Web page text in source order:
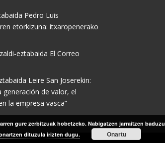
Pedro Luis
etorkizuna: itxaropenerako
eztabaida El Correo
Leire San Joserekin:
generación de valor, el
la empresa vasca”
gure zerbitzuak hobetzeko. Nabigatzen jarraitzen baduzu
dituzula irizten dugu.
Onartu